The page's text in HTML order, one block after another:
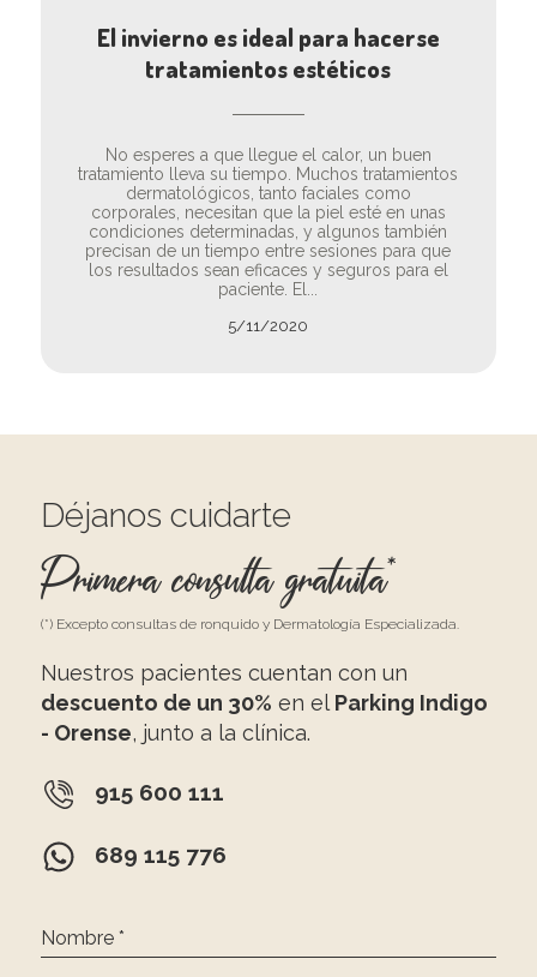
El invierno es ideal para hacerse
tratamientos estéticos
No esperes a que llegue el calor, un buen
tratamiento lleva su tiempo. Muchos tratamientos
dermatológicos, tanto faciales como
corporales, necesitan que la piel esté en unas
condiciones determinadas, y algunos también
precisan de un tiempo entre sesiones para que
los resultados sean eficaces y seguros para el
paciente. El...
5/11/2020
Déjanos cuidarte
Primera consulta gratuita*
(*) Excepto consultas de ronquido y Dermatología Especializada.
Nuestros pacientes cuentan con un
descuento de un 30% en el Parking Indigo
- Orense, junto a la clínica.
915 600 111
689 115 776
Nombre *